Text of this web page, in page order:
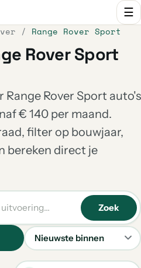
☰
/ Range Rover Sport
Rover Sport
Range Rover Sport auto's
€ 140 per maand.
filter op bouwjaar,
bereken direct je
Sorteren
Zoek